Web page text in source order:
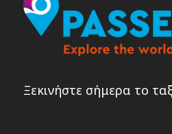
Ξεκινήστε σήμερα το